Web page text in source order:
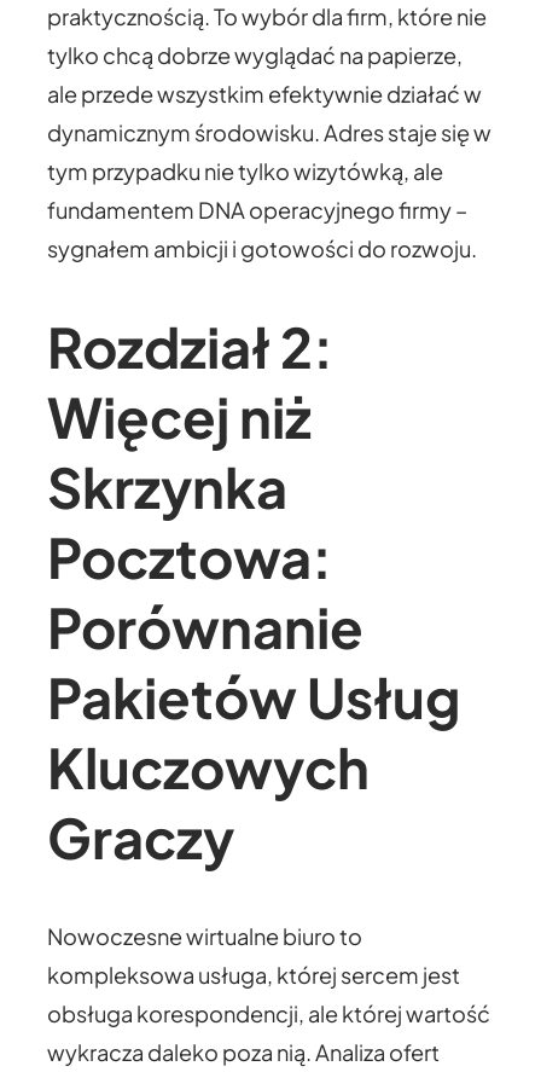
praktycznością. To wybór dla firm, które nie
tylko chcą dobrze wyglądać na papierze,
ale przede wszystkim efektywnie działać w
dynamicznym środowisku. Adres staje się w
tym przypadku nie tylko wizytówką, ale
fundamentem DNA operacyjnego firmy –
sygnałem ambicji i gotowości do rozwoju.
Rozdział 2:
Więcej niż
Skrzynka
Pocztowa:
Porównanie
Pakietów Usług
Kluczowych
Graczy
Nowoczesne wirtualne biuro to
kompleksowa usługa, której sercem jest
obsługa korespondencji, ale której wartość
wykracza daleko poza nią. Analiza ofert